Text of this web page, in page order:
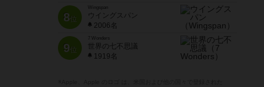
8位
Wingspan
ウイングスパン
2006名
9位
7 Wonders
世界の七不思議
1919名